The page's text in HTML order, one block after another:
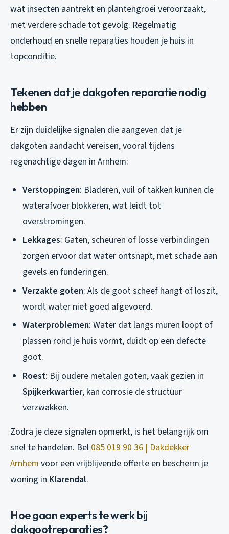
wat insecten aantrekt en plantengroei veroorzaakt,
met verdere schade tot gevolg. Regelmatig
onderhoud en snelle reparaties houden je huis in
topconditie.
Tekenen dat je dakgoten reparatie nodig
hebben
Er zijn duidelijke signalen die aangeven dat je
dakgoten aandacht vereisen, vooral tijdens
regenachtige dagen in Arnhem:
Verstoppingen: Bladeren, vuil of takken kunnen de
waterafvoer blokkeren, wat leidt tot
overstromingen.
Lekkages: Gaten, scheuren of losse verbindingen
zorgen ervoor dat water ontsnapt, met schade aan
gevels en funderingen.
Verzakte goten: Als de goot scheef hangt of loszit,
wordt water niet goed afgevoerd.
Waterproblemen: Water dat langs muren loopt of
plassen rond je huis vormt, duidt op een defecte
goot.
Roest: Bij oudere metalen goten, vaak gezien in
Spijkerkwartier, kan corrosie de structuur
verzwakken.
Zodra je deze signalen opmerkt, is het belangrijk om
snel te handelen. Bel 085 019 90 36 | Dakdekker
Arnhem voor een vrijblijvende offerte en bescherm je
woning in Klarendal.
Hoe gaan experts te werk bij
dakgootreparaties?